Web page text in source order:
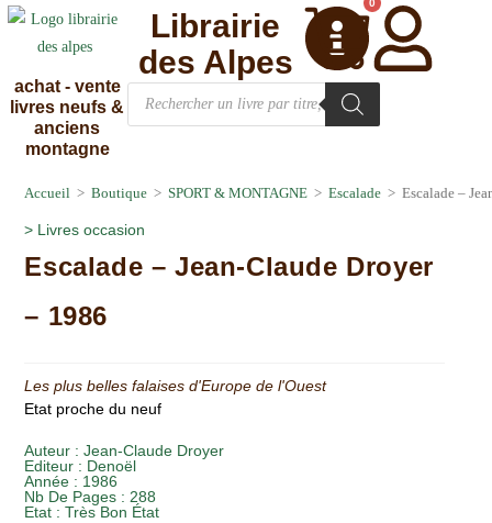
achat - vente
livres neufs &
anciens
montagne
0
Librairie
des Alpes
Accueil > Boutique > SPORT & MONTAGNE > Escalade > Escalade –
> Livres occasion
Escalade – Jean-Claude Droyer
– 1986
Les plus belles falaises d'Europe de l'Ouest
Etat proche du neuf
Auteur :Jean-Claude Droyer
Editeur : Denoël
Année : 1986
Nb De Pages : 288
Etat :Très Bon État